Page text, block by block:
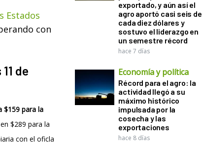
Estados
con
de
$159 para la
$289 para la
con el oficla
exportado, y aún así el
agro aportó casi seis de
cada diez dólares y
sostuvo el liderazgo en
un semestre récord
hace 7 días
Economía y política
Récord para el agro: la
actividad llegó a su
máximo histórico
impulsada por la
cosecha y las
exportaciones
hace 8 días